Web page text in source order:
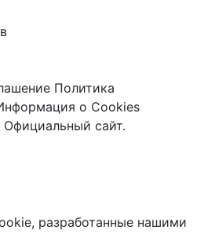
Политика
о Cookies
сайт.
разработанные нашими